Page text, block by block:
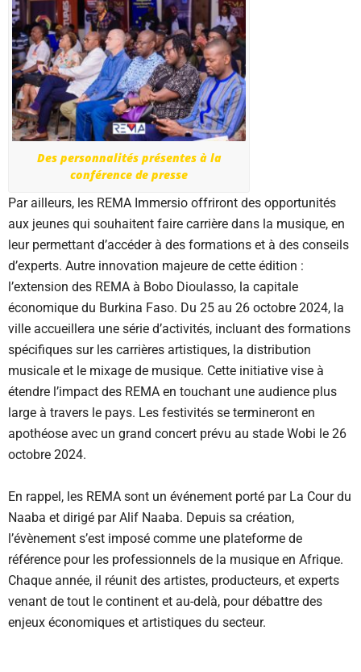
Des personnalités présentes à la
conférence de presse
Par ailleurs, les REMA Immersio offriront des opportunités
aux jeunes qui souhaitent faire carrière dans la musique, en
leur permettant d’accéder à des formations et à des conseils
d’experts. Autre innovation majeure de cette édition :
l’extension des REMA à Bobo Dioulasso, la capitale
économique du Burkina Faso. Du 25 au 26 octobre 2024, la
ville accueillera une série d’activités, incluant des formations
spécifiques sur les carrières artistiques, la distribution
musicale et le mixage de musique. Cette initiative vise à
étendre l’impact des REMA en touchant une audience plus
large à travers le pays. Les festivités se termineront en
apothéose avec un grand concert prévu au stade Wobi le 26
octobre 2024.
En rappel, les REMA sont un événement porté par La Cour du
Naaba et dirigé par Alif Naaba. Depuis sa création,
l’évènement s’est imposé comme une plateforme de
référence pour les professionnels de la musique en Afrique.
Chaque année, il réunit des artistes, producteurs, et experts
venant de tout le continent et au-delà, pour débattre des
enjeux économiques et artistiques du secteur.